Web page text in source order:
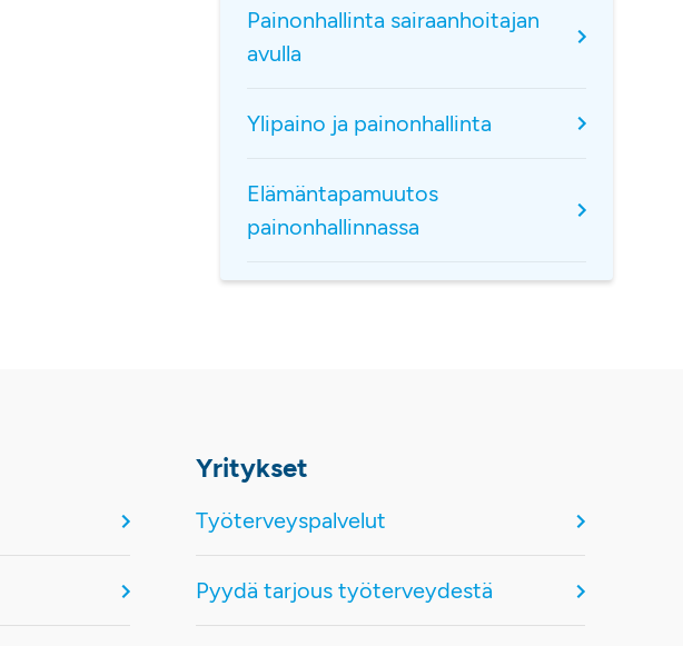
Painonhallinta sairaanhoitajan
avulla
Ylipaino ja painonhallinta
Elämäntapamuutos
painonhallinnassa
Yritykset
Työterveyspalvelut
Pyydä tarjous työterveydestä